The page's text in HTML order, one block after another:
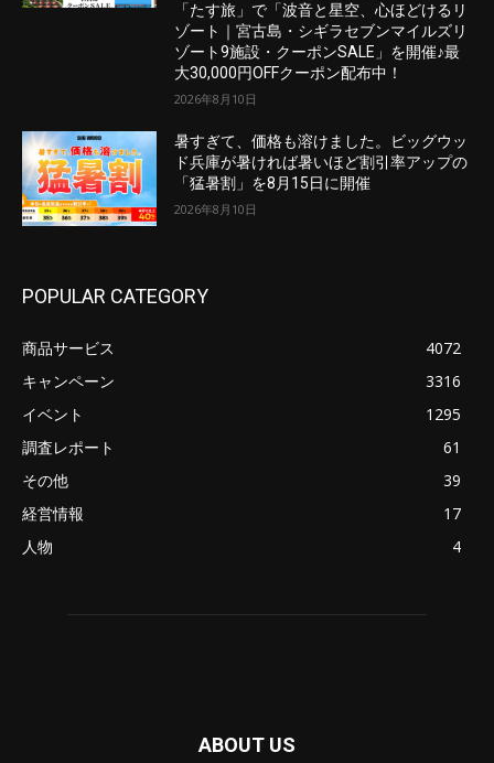
「たす旅」で「波音と星空、心ほどけるリ
ゾート｜宮古島・シギラセブンマイルズリ
ゾート9施設・クーポンSALE」を開催♪最
大30,000円OFFクーポン配布中！
2026年8月10日
暑すぎて、価格も溶けました。ビッグウッ
ド兵庫が暑ければ暑いほど割引率アップの
「猛暑割」を8月15日に開催
2026年8月10日
POPULAR CATEGORY
商品サービス
4072
キャンペーン
3316
イベント
1295
調査レポート
61
その他
39
経営情報
17
人物
4
ABOUT US